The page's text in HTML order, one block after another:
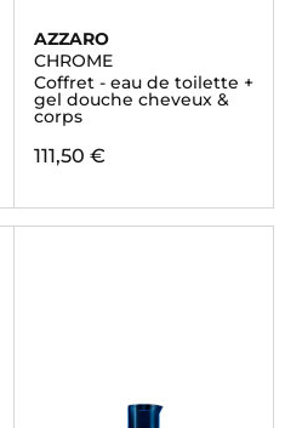
AZZARO
CHROME
Coffret - eau de toilette +
gel douche cheveux &
corps
111,50 €